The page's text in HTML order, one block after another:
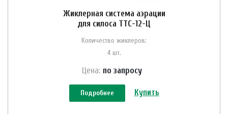
Жиклерная система аэрации
для силоса ТТС-12-Ц
Количество жиклеров:
4 шт.
Цена: по запросу
Подробнее Купить